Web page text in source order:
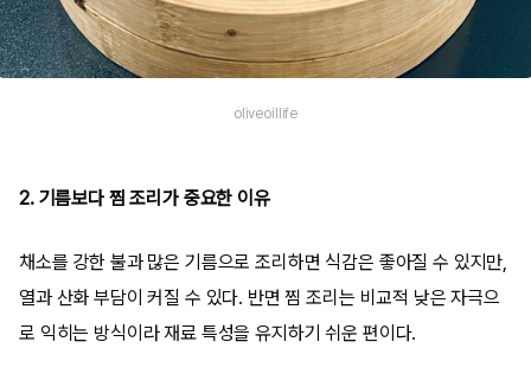
oliveoillife
2. 기름보다 찜 조리가 중요한 이유
채소를 강한 불과 많은 기름으로 조리하면 식감은 좋아질 수 있지만,
열과 산화 부담이 커질 수 있다. 반면 찜 조리는 비교적 낮은 자극으
로 익히는 방식이라 재료 특성을 유지하기 쉬운 편이다.